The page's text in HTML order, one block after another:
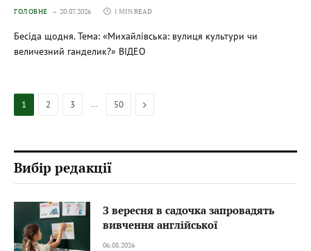
ГОЛОВНЕ 20.07.2026 1 MIN READ
Бесіда щодня. Тема: «Михайлівська: вулиця культури чи
величезний ганделик?» ВІДЕО
1 2 3 … 50 Next
Вибір редакції
З вересня в садочка запровадять
вивчення англійської
06.08.2026